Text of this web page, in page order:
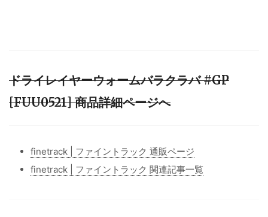
ドライレイヤーウォームバラクラバ #GP
[FUU0521] 商品詳細ページへ
finetrack | ファイントラック 通販ページ
finetrack | ファイントラック 関連記事一覧